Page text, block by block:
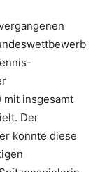
mit insgesamt
Der
konnte diese